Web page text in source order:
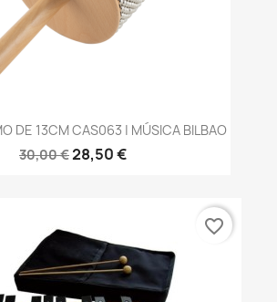
DE 13CM CAS063 | MÚSICA BILBAO
30,00 €28,50 €
favorite_border